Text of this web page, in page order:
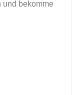
und bekomme